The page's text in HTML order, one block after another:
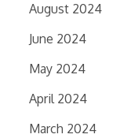
August 2024
June 2024
May 2024
April 2024
March 2024